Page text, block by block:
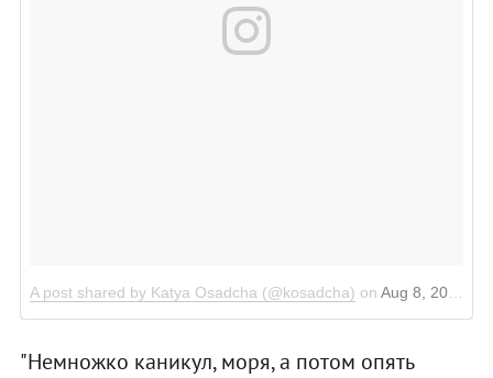
A post shared by Katya Osadcha (@kosadcha) on Aug 8, 2017 at 6:49am PDT
"Немножко каникул, моря, а потом опять